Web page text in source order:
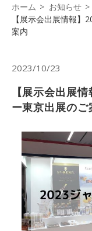
ホーム
お知らせ
【展示会出展情報】
案内
2023/10/23
【展示会出展
ー東京出展のご